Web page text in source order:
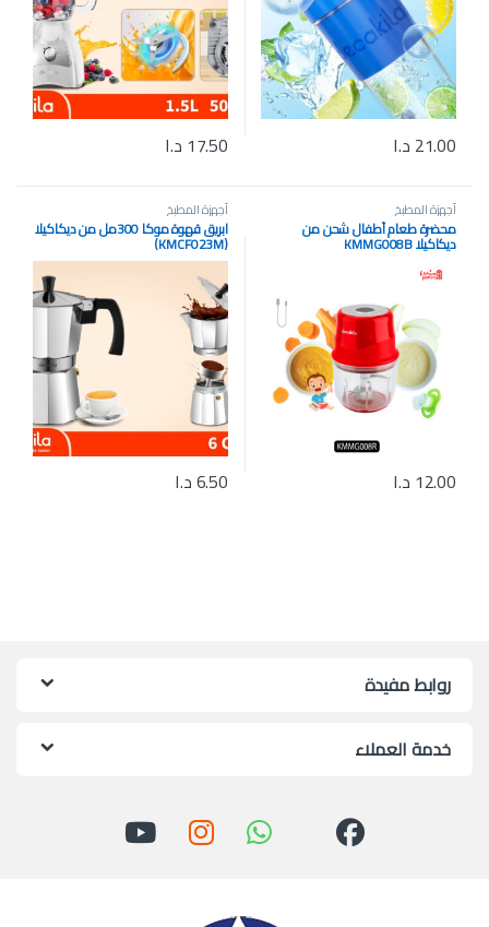
21.00 د.ا 17.50 د.ا
أجهزة المطبخ
محضرة طعام أطفال شحن من
ديكاكيلا KMMG008B
12.00 د.ا
أجهزة المطبخ
ابريق قهوة موكا 300مل من ديكاكيلا
(KMCF023M)
6.50د.ا
روابط مفيدة
خدمة العملاء